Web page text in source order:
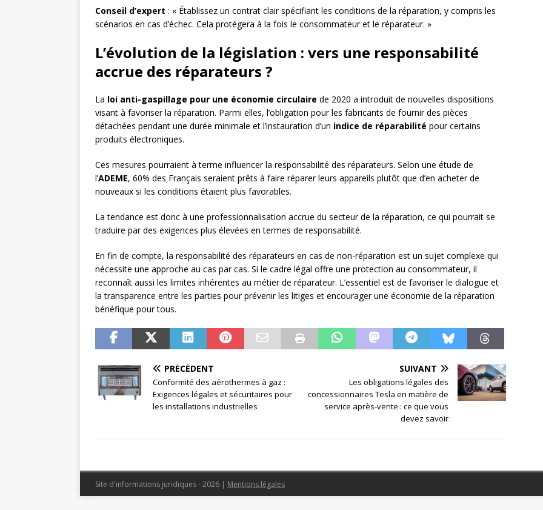
Conseil d’expert : « Établissez un contrat clair spécifiant les conditions de la réparation, y compris les
scénarios en cas d’échec. Cela protégera à la fois le consommateur et le réparateur. »
L’évolution de la législation : vers une responsabilité
accrue des réparateurs ?
La loi anti-gaspillage pour une économie circulaire de 2020 a introduit de nouvelles dispositions
visant à favoriser la réparation. Parmi elles, l’obligation pour les fabricants de fournir des pièces
détachées pendant une durée minimale et l’instauration d’un indice de réparabilité pour certains
produits électroniques.
Ces mesures pourraient à terme influencer la responsabilité des réparateurs. Selon une étude de
l’ADEME, 60% des Français seraient prêts à faire réparer leurs appareils plutôt que d’en acheter de
nouveaux si les conditions étaient plus favorables.
La tendance est donc à une professionnalisation accrue du secteur de la réparation, ce qui pourrait se
traduire par des exigences plus élevées en termes de responsabilité.
En fin de compte, la responsabilité des réparateurs en cas de non-réparation est un sujet complexe qui
nécessite une approche au cas par cas. Si le cadre légal offre une protection au consommateur, il
reconnaît aussi les limites inhérentes au métier de réparateur. L’essentiel est de favoriser le dialogue et
la transparence entre les parties pour prévenir les litiges et encourager une économie de la réparation
bénéfique pour tous.
PRÉCÉDENT
Conformité des aérothermes à gaz :
Exigences légales et sécuritaires pour
les installations industrielles
SUIVANT
Les obligations légales des
concessionnaires Tesla en matière de
service après-vente : ce que vous
devez savoir
Site d'informations juridiques - 2026 | Mentions légales